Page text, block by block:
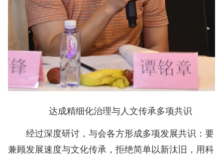
达成精细化治理与人文传承多项共识
经过深度研讨，与会各方形成多项发展共识：要
兼顾发展速度与文化传承，拒绝简单以新汰旧，用科